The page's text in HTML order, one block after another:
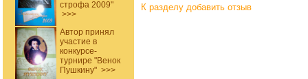
строфа 2009"
>>>
Автор принял
участие в
конкурсе-
турнире "Венок
Пушкину" >>>
К разделу добавить отзыв